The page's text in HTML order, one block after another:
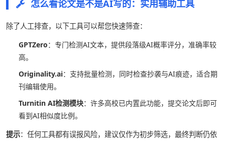
怎么看论文是不是AI写的：实用辅助工具
除了人工排查，以下工具可以帮您快速筛查：
GPTZero：专门检测AI文本，提供段落级AI概率评分，准确率较
高。
Originality.ai：支持批量检测，同时检查抄袭与AI痕迹，适合期
刊编辑使用。
Turnitin AI检测模块：许多高校已内置此功能，提交论文后即可
看到AI相似度比例。
提示：任何工具都有误报风险，建议仅作为初步筛选，最终判断仍依